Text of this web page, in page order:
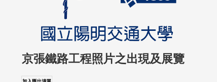
京張鐵路工程照片之出現及展覽